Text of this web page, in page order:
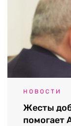
НОВОСТИ
Жесты
помогает